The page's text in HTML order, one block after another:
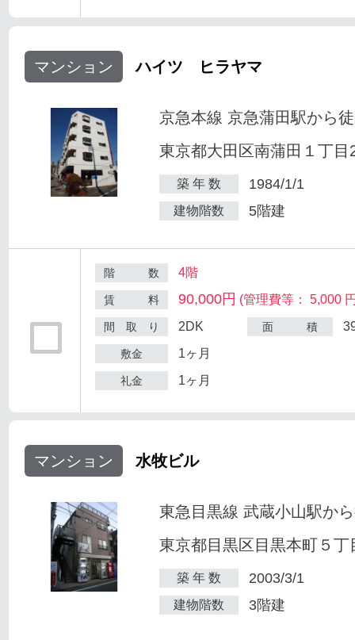
マンション ハイツ ヒラヤマ
京急本線 京急蒲田駅から
東京都大田区南蒲田１丁目
築 年 数 1984/1/1
建物階数 5階建
階 数 4階
賃 料 90,000円 (管理費等： 5,000
間 取 り 2DK 面 積
敷金 1ヶ月
礼金 1ヶ月
マンション 水牧ビル
東急目黒線 武蔵小山駅か
東京都目黒区目黒本町５丁
築 年 数 2003/3/1
建物階数 3階建